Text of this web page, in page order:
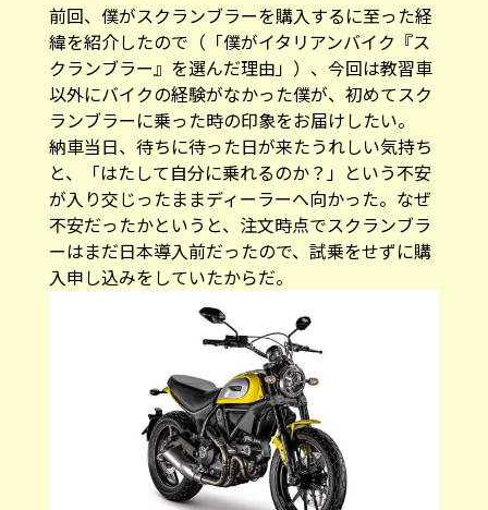
前回、僕がスクランブラーを購入するに至った経
緯を紹介したので（「僕がイタリアンバイク『ス
クランブラー』を選んだ理由」）、今回は教習車
以外にバイクの経験がなかった僕が、初めてスク
ランブラーに乗った時の印象をお届けしたい。
納車当日、待ちに待った日が来たうれしい気持ち
と、「はたして自分に乗れるのか？」という不安
が入り交じったままディーラーへ向かった。なぜ
不安だったかというと、注文時点でスクランブラ
ーはまだ日本導入前だったので、試乗をせずに購
入申し込みをしていたからだ。